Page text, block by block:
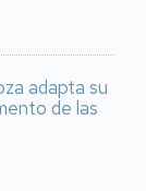
adapta su
de las